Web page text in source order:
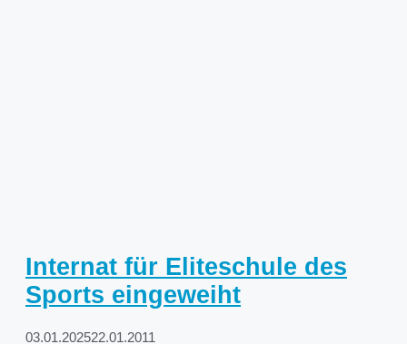
Internat für Eliteschule des
Sports eingeweiht
03.01.202522.01.2011